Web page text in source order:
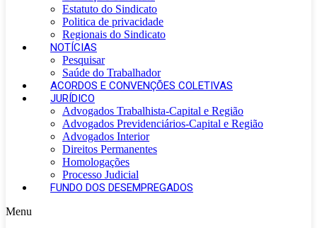
Estatuto do Sindicato
Politica de privacidade
Regionais do Sindicato
NOTÍCIAS
Pesquisar
Saúde do Trabalhador
ACORDOS E CONVENÇÕES COLETIVAS
JURÍDICO
Advogados Trabalhista-Capital e Região
Advogados Previdenciários-Capital e Região
Advogados Interior
Direitos Permanentes
Homologações
Processo Judicial
FUNDO DOS DESEMPREGADOS
Menu